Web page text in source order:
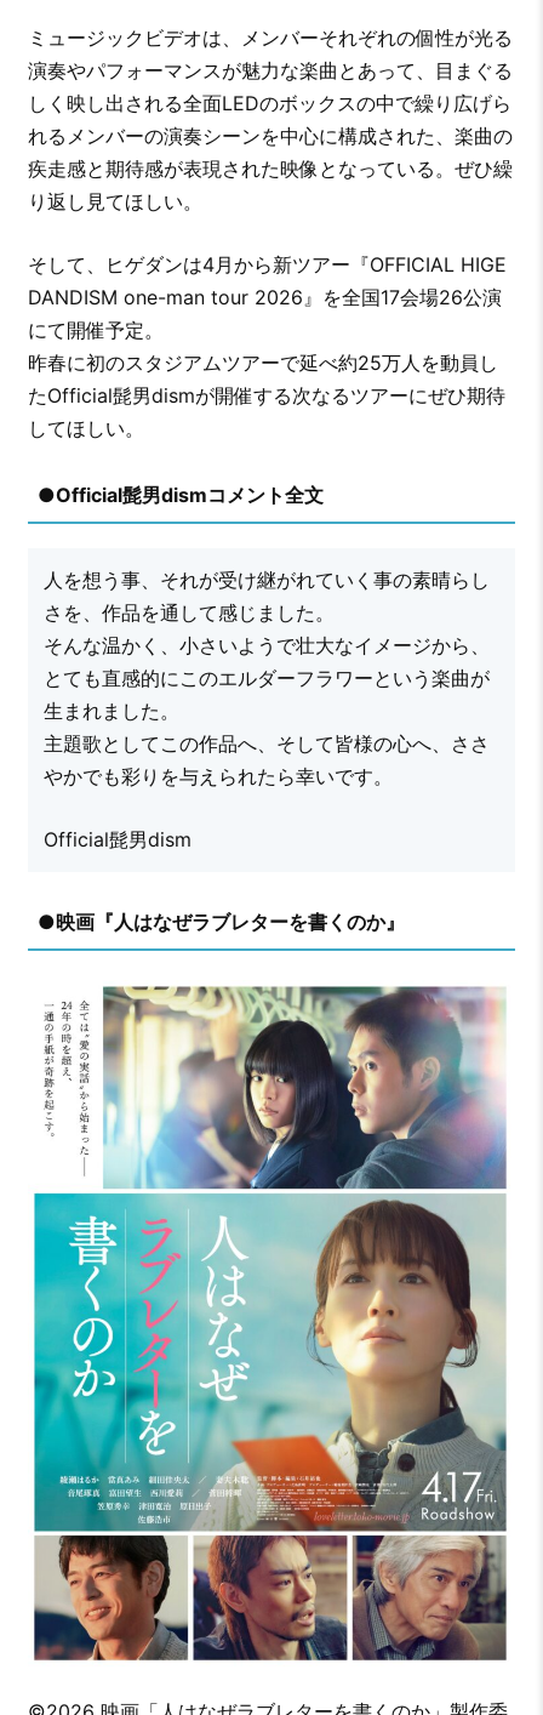
ミュージックビデオは、メンバーそれぞれの個性が光る
演奏やパフォーマンスが魅力な楽曲とあって、目まぐる
しく映し出される全面LEDのボックスの中で繰り広げら
れるメンバーの演奏シーンを中心に構成された、楽曲の
疾走感と期待感が表現された映像となっている。ぜひ繰
り返し見てほしい。
そして、ヒゲダンは4月から新ツアー『OFFICIAL HIGE
DANDISM one-man tour 2026』を全国17会場26公演
にて開催予定。
昨春に初のスタジアムツアーで延べ約25万人を動員し
たOfficial髭男dismが開催する次なるツアーにぜひ期待
してほしい。
●Official髭男dismコメント全文
人を想う事、それが受け継がれていく事の素晴らし
さを、作品を通して感じました。
そんな温かく、小さいようで壮大なイメージから、
とても直感的にこのエルダーフラワーという楽曲が
生まれました。
主題歌としてこの作品へ、そして皆様の心へ、ささ
やかでも彩りを与えられたら幸いです。
Official髭男dism
●映画『人はなぜラブレターを書くのか』